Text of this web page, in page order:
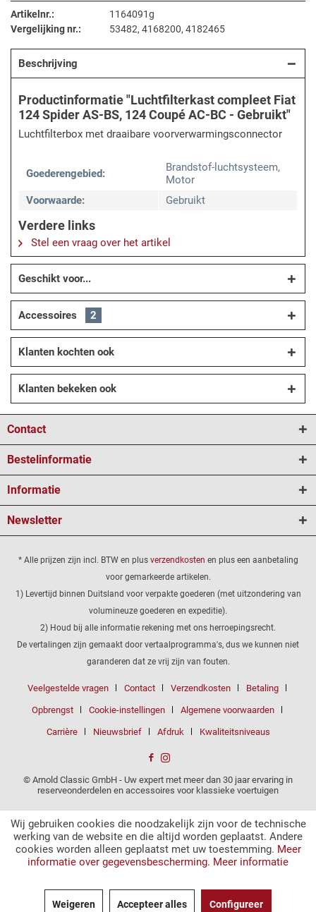
Artikelnr.:
1164091g
Vergelijking nr.:
53482, 4168200, 4182465
Beschrijving
Productinformatie "Luchtfilterkast compleet Fiat
124 Spider AS-BS, 124 Coupé AC-BC - Gebruikt"
Luchtfilterbox met draaibare voorverwarmingsconnector
Goederengebied:
Brandstof-luchtsysteem,
Motor
Voorwaarde:
Gebruikt
Verdere links
Stel een vraag over het artikel
Geschikt voor...
Accessoires 2
Klanten kochten ook
Klanten bekeken ook
Contact
Bestelinformatie
Informatie
Newsletter
* Alle prijzen zijn incl. BTW en plus verzendkosten en plus een aanbetaling
voor gemarkeerde artikelen.
1) Levertijd binnen Duitsland voor verpakte goederen (met uitzondering van
volumineuze goederen en expeditie).
2) Houd bij alle informatie rekening met ons herroepingsrecht.
De vertalingen zijn gemaakt door vertaalprogramma's, dus we kunnen niet
garanderen dat ze vrij zijn van fouten.
Veelgestelde vragen Contact Verzendkosten Betaling
Opbrengst Cookie-instellingen Algemene voorwaarden
Carrière Nieuwsbrief Afdruk Kwaliteitsniveaus
© Arnold Classic GmbH - Uw expert met meer dan 30 jaar ervaring in
reserveonderdelen en accessoires voor klassieke voertuigen
Wij gebruiken cookies die noodzakelijk zijn voor de technische
werking van de website en die altijd worden geplaatst. Andere
cookies worden alleen geplaatst met uw toestemming. Meer
informatie over gegevensbescherming. Meer informatie
Weigeren Accepteer alles Configureer